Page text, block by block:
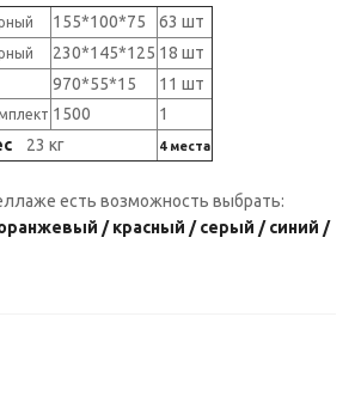
155*100*75
63 шт
230*145*125 18 шт
970*55*15
11 шт
1500
1
23 кг 4 места
есть возможность выбрать:
/ красный / серый / синий /